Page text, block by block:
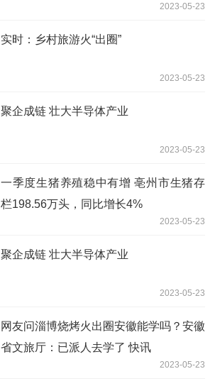
2023-05-23
实时：乡村旅游火“出圈”
2023-05-23
聚企成链 壮大半导体产业
2023-05-23
一季度生猪养殖稳中有增 亳州市生猪存
栏198.56万头，同比增长4%
2023-05-23
聚企成链 壮大半导体产业
2023-05-23
网友问淄博烧烤火出圈安徽能学吗？安徽
省文旅厅：已派人去学了 快讯
2023-05-23